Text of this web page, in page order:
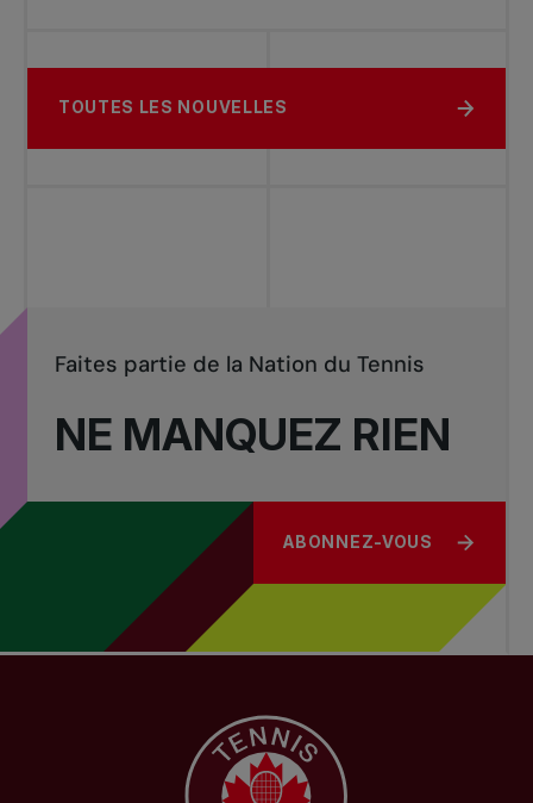
TOUTES LES NOUVELLES
NE MANQUEZ RIEN
Faites partie de la Nation du Tennis
ABONNEZ-VOUS